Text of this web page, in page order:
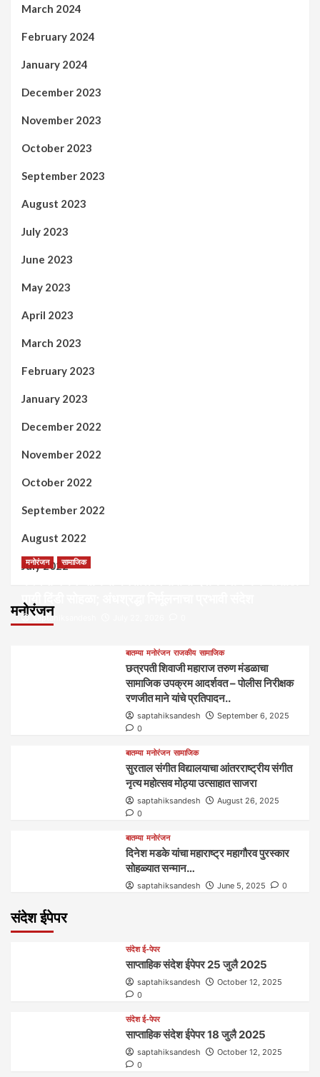
March 2024
February 2024
January 2024
December 2023
November 2023
October 2023
September 2023
August 2023
July 2023
June 2023
May 2023
April 2023
March 2023
February 2023
January 2023
December 2022
November 2022
October 2022
September 2022
August 2022
July 2022
मनोरंजन
मनोरंजन सामाजिक
पायी दिंडी सोहळा; अंधश्रद्धा निर्मूलनाचा प्रभावी संदेश
saptahiksandesh
बातम्या मनोरंजन राजकीय सामाजिक
छत्रपती शिवाजी महाराज तरुण मंडळाचा
सामाजिक उपक्रम आदर्शवत – पोलीस निरीक्षक
रणजीत माने यांचे प्रतिपादन..
saptahiksandesh
September 6, 2025
0
बातम्या मनोरंजन सामाजिक
सुरताल संगीत विद्यालयाचा आंतरराष्ट्रीय संगीत
नृत्य महोत्सव मोठ्या उत्साहात साजरा
saptahiksandesh
August 26, 2025
0
बातम्या मनोरंजन
दिनेश मडके यांचा महाराष्ट्र महागौरव‌ पुरस्कार‌‌‌
सोहळ्यात सन्मान…
saptahiksandesh June 5, 2025 0
संदेश ईपेपर
संदेश ई-पेपर
साप्ताहिक संदेश ईपेपर 25 जुलै 2025
saptahiksandesh
October 12, 2025
0
संदेश ई-पेपर
साप्ताहिक संदेश ईपेपर 18 जुलै 2025
saptahiksandesh
October 12, 2025
0